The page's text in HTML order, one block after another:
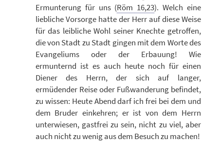
Ermunterung für uns (Röm 16,23). Welch eine
liebliche Vorsorge hatte der Herr auf diese Weise
für das leibliche Wohl seiner Knechte getroffen,
die von Stadt zu Stadt gingen mit dem Worte des
Evangeliums oder der Erbauung! Wie
ermunternd ist es auch heute noch für einen
Diener des Herrn, der sich auf langer,
ermüdender Reise oder Fußwanderung befindet,
zu wissen: Heute Abend darf ich frei bei dem und
dem Bruder einkehren; er ist von dem Herrn
unterwiesen, gastfrei zu sein, nicht zu viel, aber
auch nicht zu wenig aus dem Besuch zu machen!